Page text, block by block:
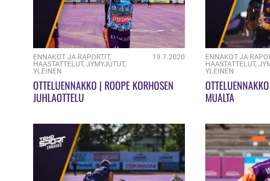
ENNAKOT JA RAPORTIT,
HAASTATTELUT, JYMYJUTUT,
YLEINEN
19.7.2020
OTTELUENNAKKO | ROOPE KORHOSEN
JUHLAOTTELU
ENNAKOT JA
HAASTATTELUT,
YLEINEN
MUALTA